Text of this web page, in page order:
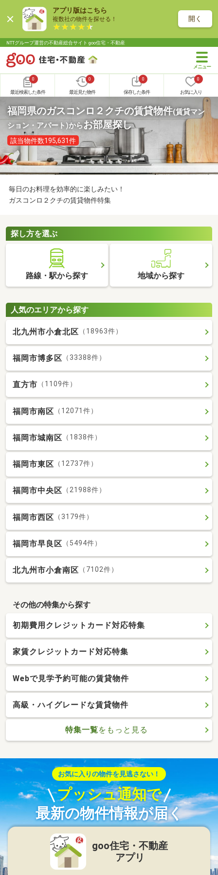
アプリ版はこちら
複数社の物件を探せる！ 開く
NTTグループ運営の不動産総合サイト goo住宅・不動産
0
最近検索した条件
0
最近見た物件
0
保存した条件
0
お気に入り
福岡県のガスコンロ２クチの賃貸物件(賃貸マン
ション・アパート)からお部屋探し
該当物件数195,631件
毎日のお料理を効率的に楽しみたい！
ガスコンロ２クチの賃貸物件特集
探し方を選ぶ
路線・駅から探す 地域から探す
人気のエリアから探す
北九州市小倉北区 （18963件）
福岡市博多区 （33388件）
直方市 （1109件）
福岡市南区 （12071件）
福岡市城南区 （1838件）
福岡市東区 （12737件）
福岡市中央区 （21988件）
福岡市西区 （3179件）
福岡市早良区 （5494件）
北九州市小倉南区 （7102件）
その他の特集から探す
初期費用クレジットカード対応特集
家賃クレジットカード対応特集
Webで見学予約可能の賃貸物件
高級・ハイグレードな賃貸物件
特集一覧をもっと見る
お気に入りの物件を見逃さない！
プッシュ通知で
最新の物件情報が届く
goo住宅・不動産
アプリ